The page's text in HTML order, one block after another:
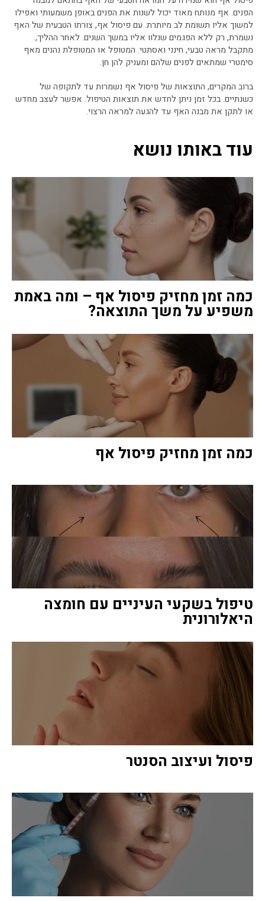
הפנים. אף מנותח מאוד יכול לשנות את הפנים באופן משמעותי ואפילו
למשוך אליו תשומת לב מיותרת. עם פיסול אף, צורתו הטבעית של האף
נשמרת, רק ללא הפגמים שנלוו אליו במשך השנים. לאחר ההליך,
מתקבל מראה טבעי, חינני ואסתטי. המטופל או המטופלת נהנים מאף
סימטרי שמתאים לפנים שלהם ומעניק להן חן.
ברוב המקרים, התוצאות של פיסול אף נשמרות עד לתקופה של
כשנתיים. בכל זמן ניתן לחדש את תוצאות הטיפול. אפשר לעצב מחדש
או לתקן את מבנה האף עד להגעה למראה הרצוי.
עוד באותו נושא
כמה זמן מחזיק פיסול אף – ומה באמת
משפיע על משך התוצאה?
כמה זמן מחזיק פיסול אף
טיפול בשקעי העיניים עם חומצה
היאלורונית
פיסול ועיצוב הסנטר